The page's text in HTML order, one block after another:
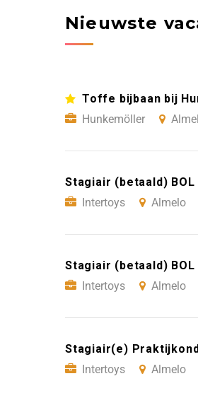
Nieuwste
Toffe bijbaan bij
Hunkemöller
Stagiair (betaald)
Intertoys
Almelo
Stagiair (betaald)
Intertoys
Almelo
Stagiair(e)
Intertoys
Almelo